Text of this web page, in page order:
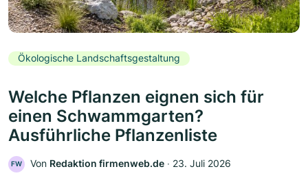
Ökologische Landschaftsgestaltung
Welche Pflanzen eignen sich für
einen Schwammgarten?
Ausführliche Pflanzenliste
FW Von Redaktion firmenweb.de ‧ 23. Juli 2026